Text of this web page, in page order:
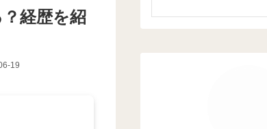
経歴を紹
19